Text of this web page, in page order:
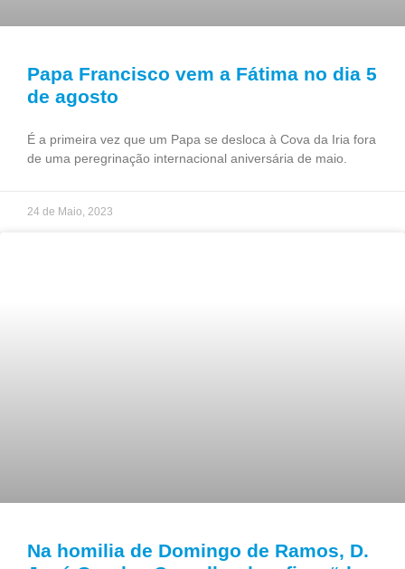
Papa Francisco vem a Fátima no dia 5
de agosto
É a primeira vez que um Papa se desloca à Cova da Iria fora
de uma peregrinação internacional aniversária de maio.
24 de Maio, 2023
Na homilia de Domingo de Ramos, D.